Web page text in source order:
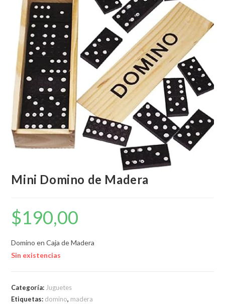
Mini Domino de Madera
$190,00
Domino en Caja de Madera
Sin existencias
Categoría: Juguetes
Etiquetas: domino, madera